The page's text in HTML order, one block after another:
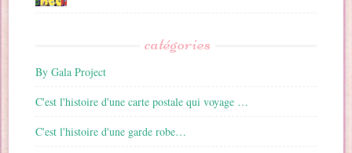
catégories
By Gala Project
C'est l'histoire d'une carte postale qui voyage …
C'est l'histoire d'une garde robe…